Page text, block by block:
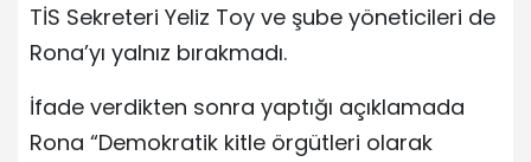
TİS Sekreteri Yeliz Toy ve şube yöneticileri de
Rona’yı yalnız bırakmadı.
İfade verdikten sonra yaptığı açıklamada
Rona “Demokratik kitle örgütleri olarak